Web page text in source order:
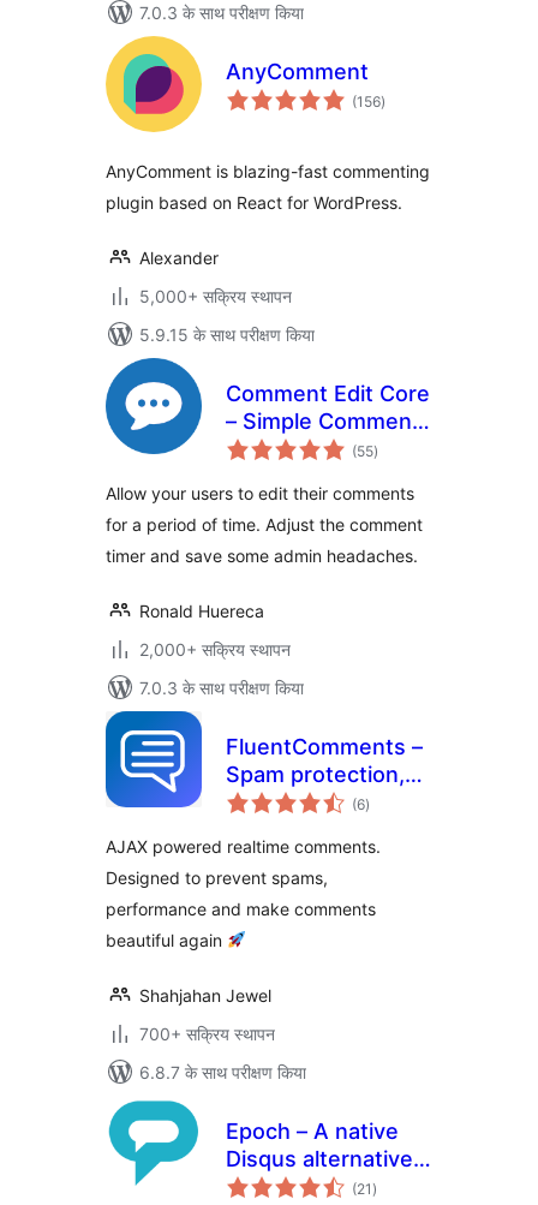
7.0.3 के साथ परीक्षण किया
AnyComment
(156कुल
दर)
AnyComment is blazing-fast commenting
plugin based on React for WordPress.
Alexander
5,000+ सक्रिय स्थापन
5.9.15 के साथ परीक्षण किया
Comment Edit Core
– Simple Comment
Editing
(55कुल
दर)
Allow your users to edit their comments
for a period of time. Adjust the comment
timer and save some admin headaches.
Ronald Huereca
2,000+ सक्रिय स्थापन
7.0.3 के साथ परीक्षण किया
FluentComments –
Spam protection,
AntiSpam, Ajax
Comments
(6कुल
दर)
AJAX powered realtime comments.
Designed to prevent spams,
performance and make comments
beautiful again
Shahjahan Jewel
700+ सक्रिय स्थापन
6.8.7 के साथ परीक्षण किया
Epoch – A native
Disqus alternative
with a focus on
(21 कुल
दर)